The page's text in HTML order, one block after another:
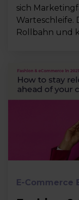
sich
Warteschleife.
Rollbahn und
E-Commerce